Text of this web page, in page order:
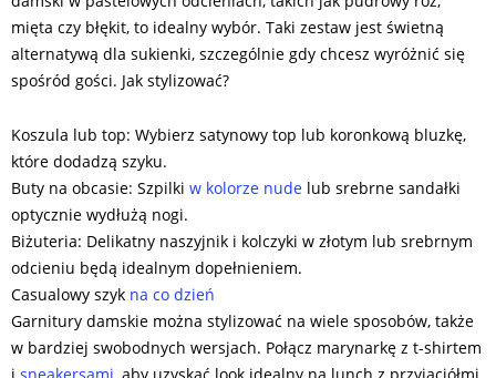
mięta czy błękit, to idealny wybór. Taki zestaw jest świetną
alternatywą dla sukienki, szczególnie gdy chcesz wyróżnić się
spośród gości. Jak stylizować?
Koszula lub top: Wybierz satynowy top lub koronkową bluzkę,
które dodadzą szyku.
Buty na obcasie: Szpilki w kolorze nude lub srebrne sandałki
optycznie wydłużą nogi.
Biżuteria: Delikatny naszyjnik i kolczyki w złotym lub srebrnym
odcieniu będą idealnym dopełnieniem.
Casualowy szyk na co dzień
Garnitury damskie można stylizować na wiele sposobów, także
w bardziej swobodnych wersjach. Połącz marynarkę z t-shirtem